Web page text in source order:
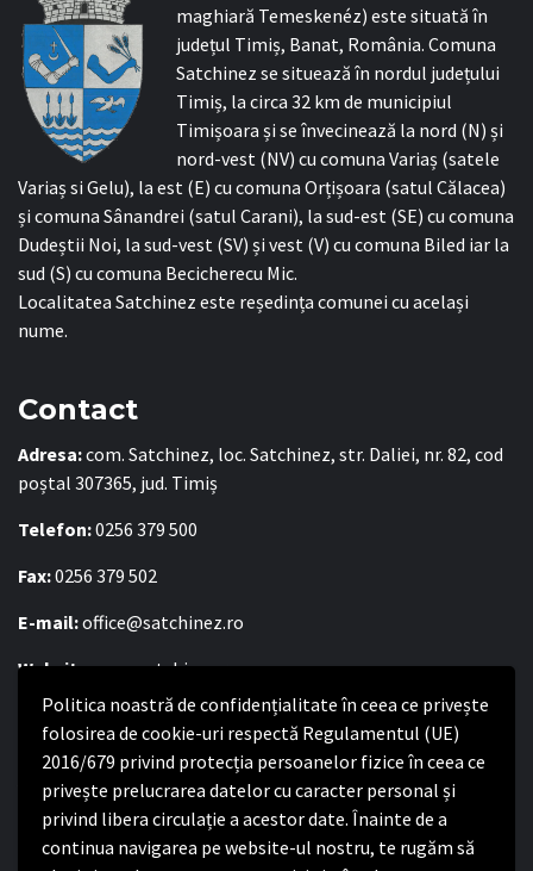
Politica noastră de confidențialitate în ceea ce privește
folosirea de cookie-uri respectă Regulamentul (UE)
2016/679 privind protecția persoanelor fizice în ceea ce
privește prelucrarea datelor cu caracter personal și
privind libera circulație a acestor date. Înainte de a
continua navigarea pe website-ul nostru, te rugăm să
maghiară Temeskenéz) este situată în
județul Timiș, Banat, România. Comuna
Satchinez se situează în nordul județului
Timiș, la circa 32 km de municipiul
Timișoara și se învecinează la nord (N) și
nord-vest (NV) cu comuna Variaș (satele
Variaș si Gelu), la est (E) cu comuna Orțișoara (satul Călacea)
și comuna Sânandrei (satul Carani), la sud-est (SE) cu comuna
Dudeștii Noi, la sud-vest (SV) și vest (V) cu comuna Biled iar la
sud (S) cu comuna Becicherecu Mic.
Localitatea Satchinez este reședința comunei cu același
nume.
Contact
Adresa:com. Satchinez, loc. Satchinez, str. Daliei, nr. 82, cod
poștal 307365, jud. Timiș
Telefon:0256 379 500
Fax:0256 379 502
E-mail:office@satchinez.ro
Website:www.satchinez.ro
Program cu publicul:
Luni – Joi:8:00-16:30
Vineri:8:00 – 14:00